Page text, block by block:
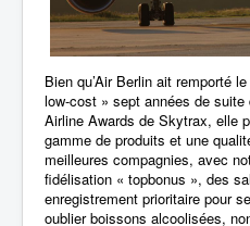
Bien qu’Air Berlin ait remporté
low-cost » sept années de
Airline Awards de Skytrax, elle
gamme de produits et une
meilleures compagnies, avec
fidélisation « topbonus », des
enregistrement prioritaire pour
oublier boissons alcoolisées,